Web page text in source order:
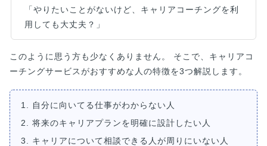
「やりたいことがないけど、キャリアコーチングを利
用しても大丈夫？」
このように思う方も少なくありません。 そこで、キャリアコ
ーチングサービスがおすすめな人の特徴を3つ解説します。
1. 自分に向いてる仕事がわからない人
2. 将来のキャリアプランを明確に設計したい人
3. キャリアについて相談できる人が周りにいない人